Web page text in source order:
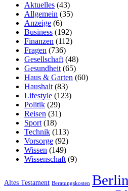
Aktuelles (43)
Allgemein (35)
Anzeige (6)
Business (192)
Finanzen (112)
Fragen (736)
Gesellschaft (48)
Gesundheit (65)
Haus & Garten (60)
Haushalt (83)
Lifestyle (123)
Politik (29)
Reisen (31)
Sport (18)
Technik (113)
Vorsorge (92)
Wissen (149)
Wissenschaft (9)
Altes Testament Beratungskosten